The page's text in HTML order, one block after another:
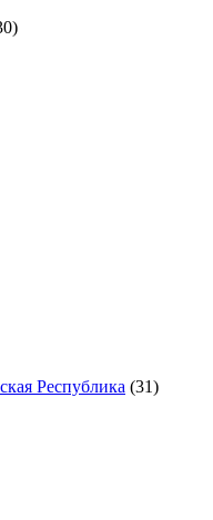
Республика (31)